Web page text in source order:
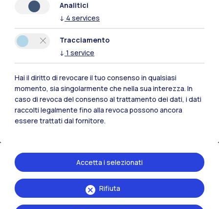
Polimi Community
Tutti i siti dell’ecosistema
Analitici
↓ 4 services
Tracciamento
↓ 1 service
Hai il diritto di revocare il tuo consenso in qualsiasi
momento, sia singolarmente che nella sua interezza. In
caso di revoca del consenso al trattamento dei dati, i dati
raccolti legalmente fino alla revoca possono ancora
essere trattati dal fornitore.
Rifiuta
Accetta i selezionati